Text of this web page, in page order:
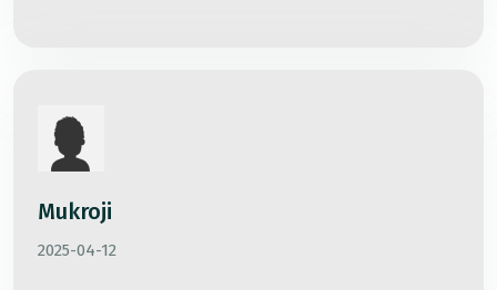
Mukroji
2025-04-12